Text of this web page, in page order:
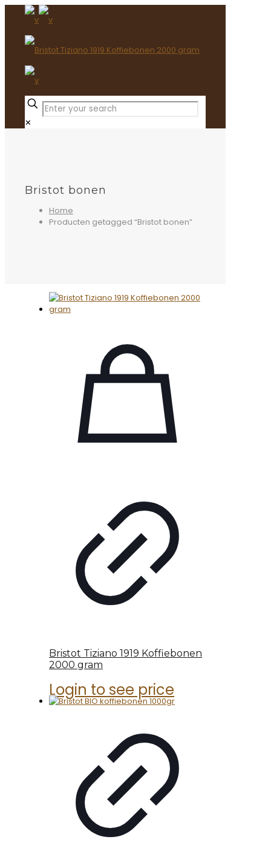
✕
Bristot bonen
Home
Producten getagged “Bristot bonen”
Bristot Tiziano 1919 Koffiebonen
2000 gram
Login to see price